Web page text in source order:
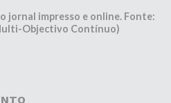
jornal impresso e online. Fonte:
Objectivo Contínuo)